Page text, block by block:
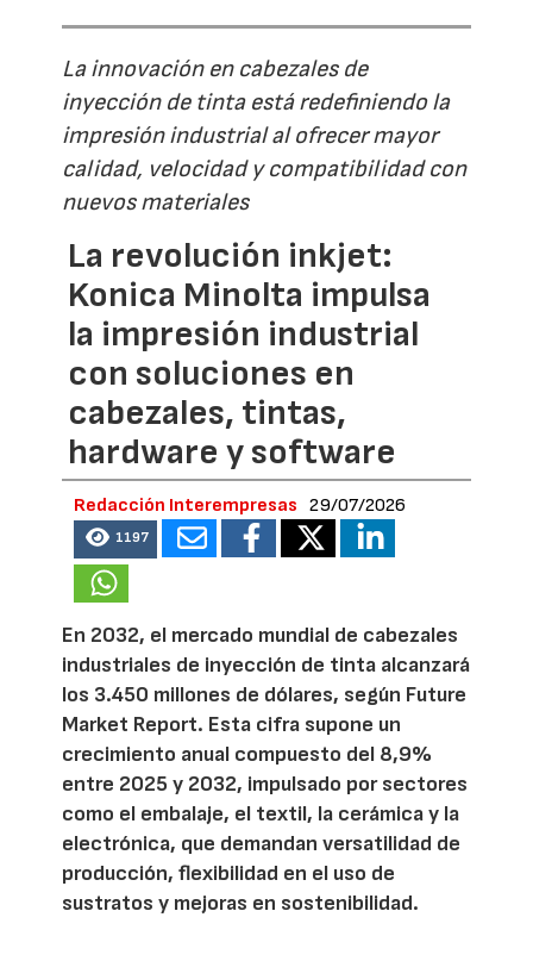
La innovación en cabezales de
inyección de tinta está redefiniendo la
impresión industrial al ofrecer mayor
calidad, velocidad y compatibilidad con
nuevos materiales
La revolución inkjet:
Konica Minolta impulsa
la impresión industrial
con soluciones en
cabezales, tintas,
hardware y software
Redacción Interempresas 29/07/2026
1197
En 2032, el mercado mundial de cabezales
industriales de inyección de tinta alcanzará
los 3.450 millones de dólares, según Future
Market Report. Esta cifra supone un
crecimiento anual compuesto del 8,9%
entre 2025 y 2032, impulsado por sectores
como el embalaje, el textil, la cerámica y la
electrónica, que demandan versatilidad de
producción, flexibilidad en el uso de
sustratos y mejoras en sostenibilidad.